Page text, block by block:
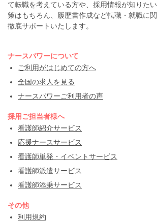
て転職を考えている方や、採用情報が知りた
策はもちろん、履歴書作成など転職・就職に
徹底サポートいたします。
ナースパワーについて
ご利用がはじめての方へ
全国の求人を見る
ナースパワーご利用者の声
採用ご担当者様へ
看護師紹介サービス
応援ナースサービス
看護師単発・イベントサービス
看護師派遣サービス
看護師添乗サービス
その他
利用規約